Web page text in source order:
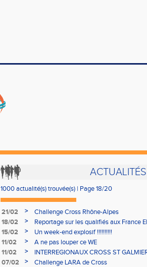
ACTUALITÉS
1000 actualité(s) trouvée(s) | Page 18/20
21/02 >
Challenge Cross Rhône-Alpes
18/02
>
Reportage sur les qualifiés aux France
15/02
>
Un week-end explosif !!!!!!!!!!
11/02
>
A ne pas louper ce WE
11/02
>
INTERREGIONAUX CROSS ST
07/02
>
Challenge LARA de Cross